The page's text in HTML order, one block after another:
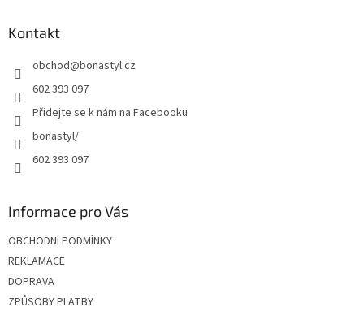
Kontakt
obchod@bonastyl.cz
602 393 097
Přidejte se k nám na Facebooku
bonastyl/
602 393 097
Informace pro Vás
OBCHODNÍ PODMÍNKY
REKLAMACE
DOPRAVA
ZPŮSOBY PLATBY